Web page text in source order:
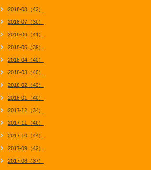
2018-08（42）
2018-07（30）
2018-06（41）
2018-05（39）
2018-04（40）
2018-03（40）
2018-02（43）
2018-01（40）
2017-12（34）
2017-11（40）
2017-10（44）
2017-09（42）
2017-08（37）